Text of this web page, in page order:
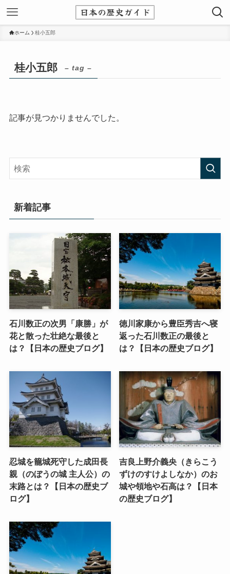
ホーム 桂小五郎
桂小五郎 – tag –
記事が見つかりませんでした。
新着記事
石川数正の次男「康勝」が
花と散った壮絶な最後と
は？【日本の歴史ブログ】
徳川家康から豊臣秀吉へ寝
返った石川数正の最後と
は？【日本の歴史ブログ】
忍城を籠城死守した成田長
親（のぼうの城 主人公）の
末路とは？【日本の歴史ブ
ログ】
吉良上野介義央（きらこう
ずけのすけよしなか）のお
城や領地や石高は？【日本
の歴史ブログ】